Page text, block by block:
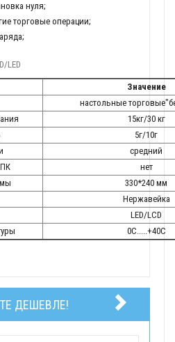
нуля;
торговые операции;
LED
Значение
настольные
15кг/30 кг
5г/10г
средний
нет
330*240 мм
Нержавейка
LED/LCD
0С.....+40С
ДЕШЕВЛЕ!